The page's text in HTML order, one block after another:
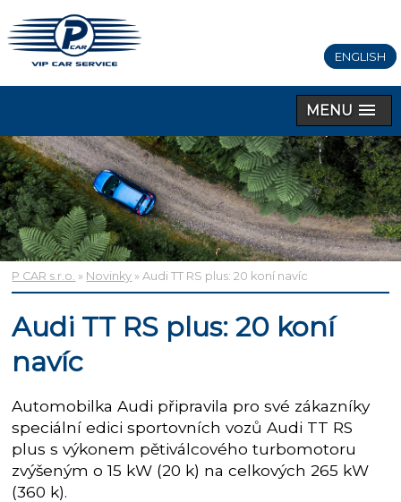
ENGLISH
MENU
P CAR s.r.o. » Novinky » Audi TT RS plus: 20 koní navíc
Audi TT RS plus: 20 koní
navíc
Automobilka Audi připravila pro své zákazníky
speciální edici sportovních vozů Audi TT RS
plus s výkonem pětiválcového turbomotoru
zvýšeným o 15 kW (20 k) na celkových 265 kW
(360 k).